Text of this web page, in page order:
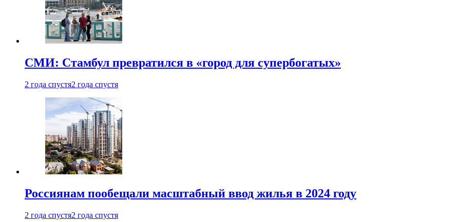
СМИ: Стамбул превратился в «город для супербогатых»
2 года спустя2 года спустя
Россиянам пообещали масштабный ввод жилья в 2024 году
2 года спустя2 года спустя